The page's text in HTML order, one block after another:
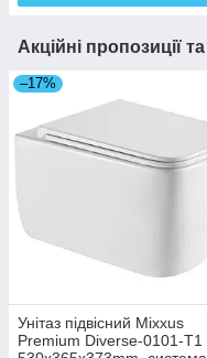
Акційні пропозиції
–17%
Унітаз підвісний Mixxus
Premium Diverse-0101-T1